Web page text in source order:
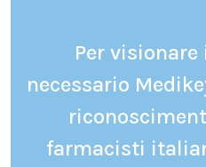
Per
necessario
farmacisti